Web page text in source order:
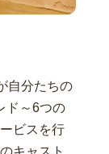
自分たちの
ド～6つの
ビスを行
キャスト